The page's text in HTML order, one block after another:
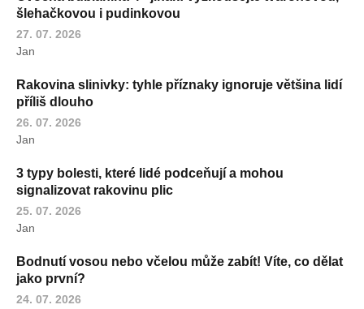
šlehačkovou i pudinkovou
27. 07. 2026
Jan
Rakovina slinivky: tyhle příznaky ignoruje většina lidí
příliš dlouho
26. 07. 2026
Jan
3 typy bolesti, které lidé podceňují a mohou
signalizovat rakovinu plic
25. 07. 2026
Jan
Bodnutí vosou nebo včelou může zabít! Víte, co dělat
jako první?
24. 07. 2026